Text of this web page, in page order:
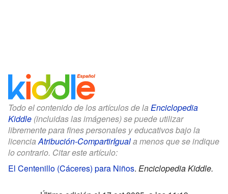
Todo el contenido de los artículos de la Enciclopedia
Kiddle (incluidas las imágenes) se puede utilizar
libremente para fines personales y educativos bajo la
licenciaAtribución-CompartirIguala menos que se indique
lo contrario. Citar este artículo:
El Centenillo (Cáceres) para Niños. Enciclopedia Kiddle.